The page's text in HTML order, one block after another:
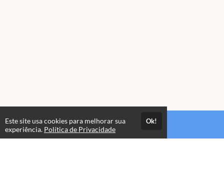
Acesso por 1 mês
Este site usa cookies para melhorar sua
experiência. Política de Privacidade
Ok!